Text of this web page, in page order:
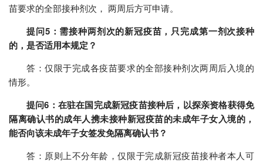
苗要求的全部接种剂次， 两周后方可申请。
提问5：需接种两剂次的新冠疫苗，只完成第一剂次接种
的，是否适用本规定？
答：仅限于完成各疫苗要求的全部接种剂次两周后入境的
情形。
提问6：在驻在国完成新冠疫苗接种后，以探亲资格获得免
隔离确认书的成年人携未接种新冠疫苗的未成年子女入境的，
能否向该未成年子女签发免隔离确认书？
答：原则上不分年龄，仅限于完成新冠疫苗接种者本人可